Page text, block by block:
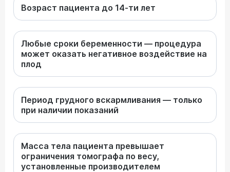
Возраст пациента до 14-ти лет
Любые сроки беременности — процедура
может оказать негативное воздействие на
плод
Период грудного вскармливания — только
при наличии показаний
Масса тела пациента превышает
ограничения томографа по весу,
установленные производителем